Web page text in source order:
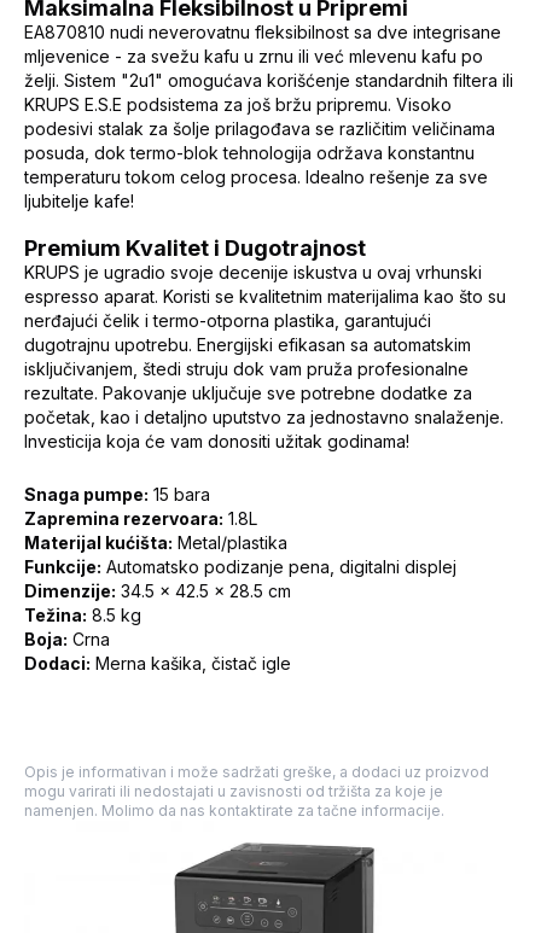
Maksimalna Fleksibilnost u Pripremi
EA870810 nudi neverovatnu fleksibilnost sa dve integrisane
mljevenice - za svežu kafu u zrnu ili već mlevenu kafu po
želji. Sistem "2u1" omogućava korišćenje standardnih filtera ili
KRUPS E.S.E podsistema za još bržu pripremu. Visoko
podesivi stalak za šolje prilagođava se različitim veličinama
posuda, dok termo-blok tehnologija održava konstantnu
temperaturu tokom celog procesa. Idealno rešenje za sve
ljubitelje kafe!
Premium Kvalitet i Dugotrajnost
KRUPS je ugradio svoje decenije iskustva u ovaj vrhunski
espresso aparat. Koristi se kvalitetnim materijalima kao što su
nerđajući čelik i termo-otporna plastika, garantujući
dugotrajnu upotrebu. Energijski efikasan sa automatskim
isključivanjem, štedi struju dok vam pruža profesionalne
rezultate. Pakovanje uključuje sve potrebne dodatke za
početak, kao i detaljno uputstvo za jednostavno snalaženje.
Investicija koja će vam donositi užitak godinama!
Snaga pumpe: 15 bara
Zapremina rezervoara: 1.8L
Materijal kućišta: Metal/plastika
Funkcije: Automatsko podizanje pena, digitalni displej
Dimenzije: 34.5 x 42.5 x 28.5 cm
Težina: 8.5 kg
Boja: Crna
Dodaci: Merna kašika, čistač igle
Opis je informativan i može sadržati greške, a dodaci uz proizvod
mogu varirati ili nedostajati u zavisnosti od tržišta za koje je
namenjen. Molimo da nas kontaktirate za tačne informacije.